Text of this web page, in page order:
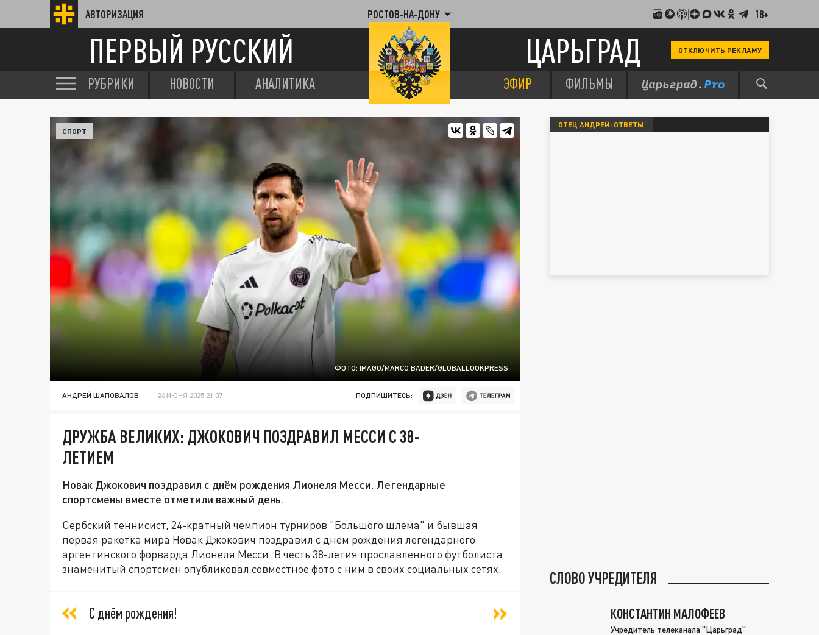
АВТОРИЗАЦИЯ РОСТОВ-НА-ДОНУ 18+
ПЕРВЫЙ РУССКИЙ ЦАРЬГРАД ОТКЛЮЧИТЬ РЕКЛАМУ
РУБРИКИ НОВОСТИ АНАЛИТИКА ЭФИР ФИЛЬМЫ
ФОТО: IMAGO/MARCO BADER/GLOBALLOOKPRESS
СПОРТ
АНДРЕЙ ШАПОВАЛОВ 24 ИЮНЯ 2025 21:07 ПОДПИШИТЕСЬ:
ДРУЖБА ВЕЛИКИХ: ДЖОКОВИЧ ПОЗДРАВИЛ МЕССИ С 38-
ЛЕТИЕМ
Новак Джокович поздравил с днём рождения Лионеля Месси. Легендарные
спортсмены вместе отметили важный день.
Сербский теннисист, 24-кратный чемпион турниров "Большого шлема" и бывшая
первая ракетка мира Новак Джокович поздравил с днём рождения легендарного
аргентинского форварда Лионеля Месси. В честь 38-летия прославленного футболиста
знаменитый спортсмен опубликовал совместное фото с ним в своих социальных сетях.
С днём рождения!
ОТЕЦ АНДРЕЙ: ОТВЕТЫ
СЛОВО УЧРЕДИТЕЛЯ
КОНСТАНТИН МАЛОФЕЕВ
Учредитель телеканала "Царьград"